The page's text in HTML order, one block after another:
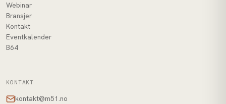
Webinar
Bransjer
Kontakt
Eventkalender
B64
KONTAKT
kontakt@m51.no